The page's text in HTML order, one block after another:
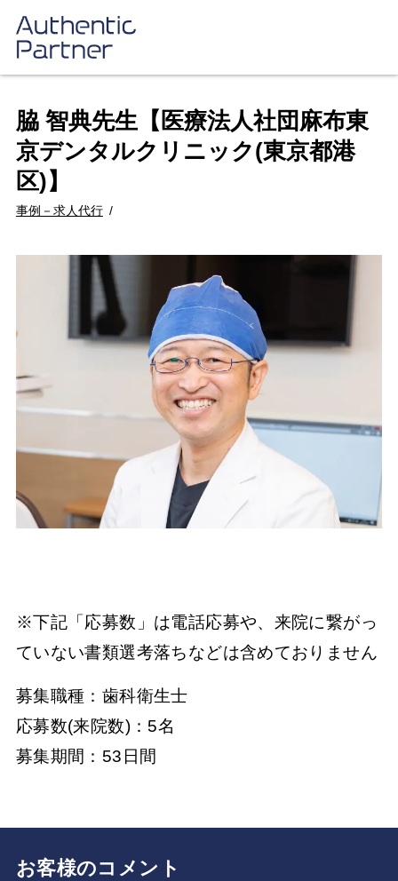
事例－求人代行
脇 智典先生【医療法人社団麻布東
京デンタルクリニック(東京都港
区)】
※下記「応募数」は電話応募や、来院に繋がっ
ていない書類選考落ちなどは含めておりません
募集職種：歯科衛生士
応募数(来院数)：5名
募集期間：53日間
お客様のコメント